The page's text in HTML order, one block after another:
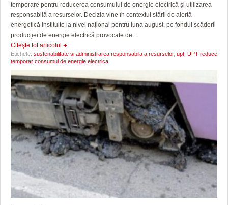
temporare pentru reducerea consumului de energie electrică și utilizarea
responsabilă a resurselor. Decizia vine în contextul stării de alertă
energetică instituite la nivel național pentru luna august, pe fondul scăderii
producției de energie electrică provocate de...
Citeşte tot articolul
Etichete: sustenabilitate si administrarea responsabila a resurselor, upt UPT reduce
temporar consumul de energie electrica